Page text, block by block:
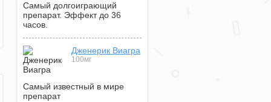
Самый долгоиграющий
препарат. Эффект до 36
часов.
Дженерик Виагра
100мг
Самый известный в мире
препарат